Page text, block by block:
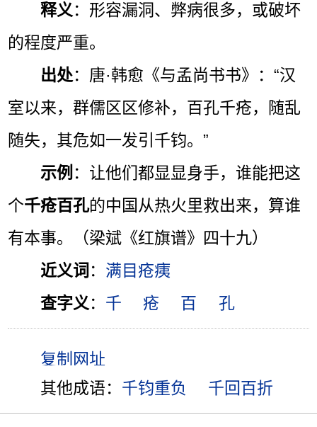
释义 ：形容漏洞、弊病很多，或破坏
的程度严重。
出处：唐·韩愈《与孟尚书书》：“汉
室以来，群儒区区修补，百孔千疮，随乱
随失，其危如一发引千钧。”
示例 ：让他们都显显身手，谁能把这
个千疮百孔的中国从热火里救出来，算谁
有本事。（梁斌《红旗谱》四十九）
近义词 ： 满目疮痍
查字义 ： 千 疮 百 孔
其他成语： 千钧重负 千回百折